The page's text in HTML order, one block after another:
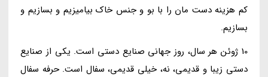
کم هزینه دست مان را با بو و جنس خاک بیامیزیم و بسازیم و
بسازیم.
10 ژوئن هر سال، روز جهانی صنایع دستی است. یکی از صنایع
دستی زیبا و قدیمی، نه، خیلی قدیمی، سفال است. حرفه سفال